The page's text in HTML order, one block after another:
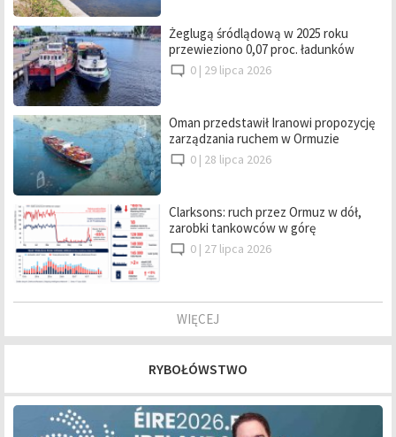
Żeglugą śródlądową w 2025 roku
przewieziono 0,07 proc. ładunków
0 | 29 lipca 2026
Oman przedstawił Iranowi propozycję
zarządzania ruchem w Ormuzie
0 | 28 lipca 2026
Clarksons: ruch przez Ormuz w dół,
zarobki tankowców w górę
0 | 27 lipca 2026
WIĘCEJ
RYBOŁÓWSTWO